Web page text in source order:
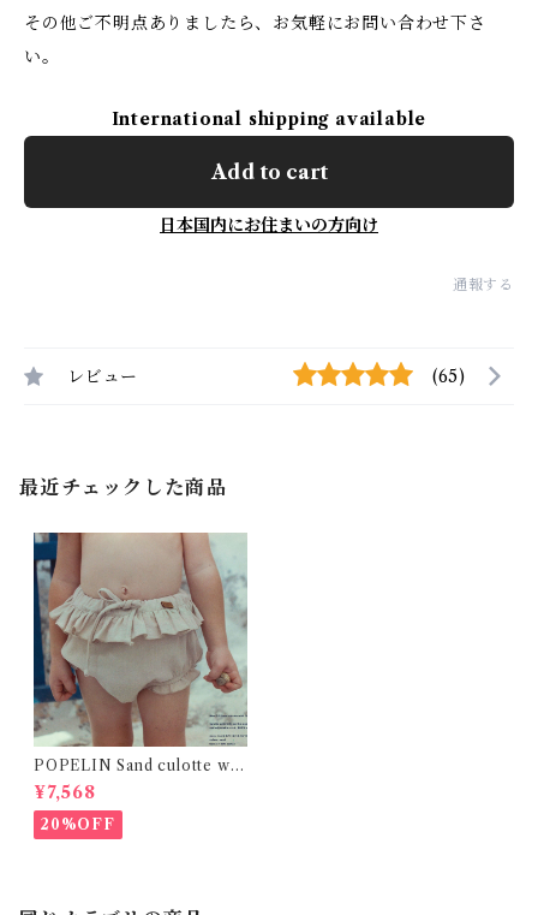
その他ご不明点ありましたら、お気軽にお問い合わせ下さ
い。
International shipping available
Add to cart
日本国内にお住まいの方向け
通報する
レビュー (65)
最近チェックした商品
POPELIN Sand culotte wit
h frills
¥7,568
20%OFF